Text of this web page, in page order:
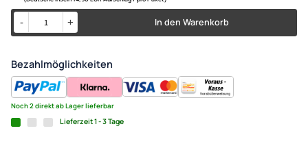
ACV Autoradio
8,90 €
Alle Preise inkl. gesetzlicher MwSt.
+ EUR 6,80 Versandkosten
für eine normale Postadresse in Deutschland
(Deutsche Inseln 14,90 EUR Aufschlag / pro Paket)